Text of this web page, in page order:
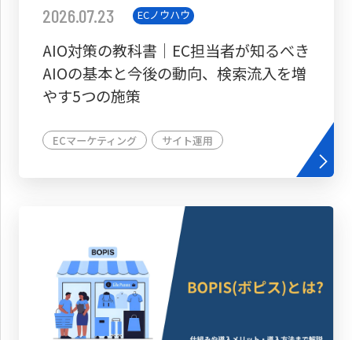
2026.07.23 ECノウハウ
AIO対策の教科書│EC担当者が知るべき
AIOの基本と今後の動向、検索流入を増
やす5つの施策
ECマーケティング サイト運用